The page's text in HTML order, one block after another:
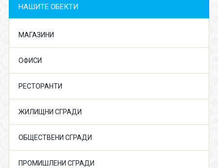
НАШИТЕ ОБЕКТИ
МАГАЗИНИ
ОФИСИ
РЕСТОРАНТИ
ЖИЛИЩНИ СГРАДИ
ОБЩЕСТВЕНИ СГРАДИ
ПРОМИШЛЕНИ СГРАДИ